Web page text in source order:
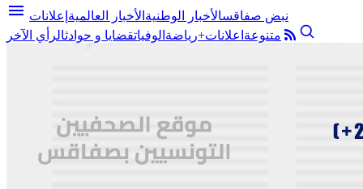
menu نبض صفاقسالأخبار الوطنية الأخبار العالمية إعلانات
متنوعة اعلانات+رياضة الوفياتقضايا و حوادثالرأي الآخر